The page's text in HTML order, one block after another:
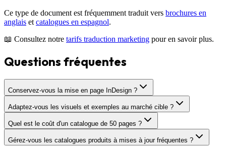
Ce type de document est fréquemment traduit vers brochures en
anglais etcatalogues en espagnol.
📖 Consultez notre tarifs traduction marketing pour en savoir plus.
Questions fréquentes
Conservez-vous la mise en page InDesign ?
Adaptez-vous les visuels et exemples au marché cible ?
Quel est le coût d'un catalogue de 50 pages ?
Gérez-vous les catalogues produits à mises à jour fréquentes ?